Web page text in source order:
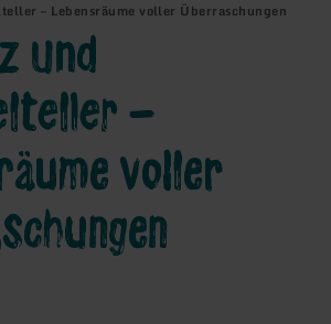
– Lebensräume voller Überraschungen
und
–
voller